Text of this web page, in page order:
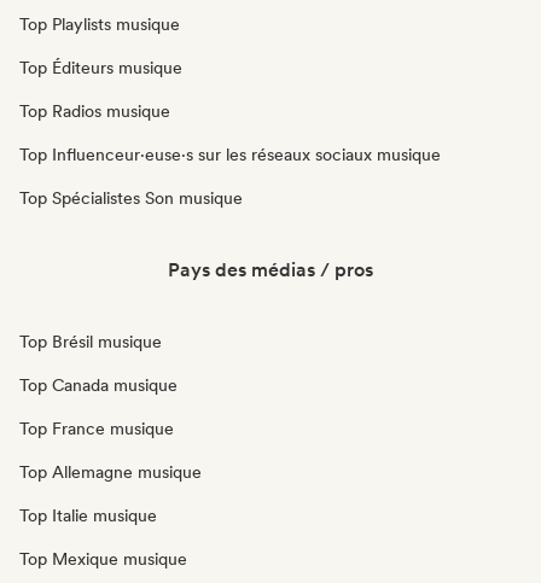
Top Playlists musique
Top Éditeurs musique
Top Radios musique
Top Influenceur·euse·s sur les réseaux sociaux musique
Top Spécialistes Son musique
Pays des médias / pros
Top Brésil musique
Top Canada musique
Top France musique
Top Allemagne musique
Top Italie musique
Top Mexique musique